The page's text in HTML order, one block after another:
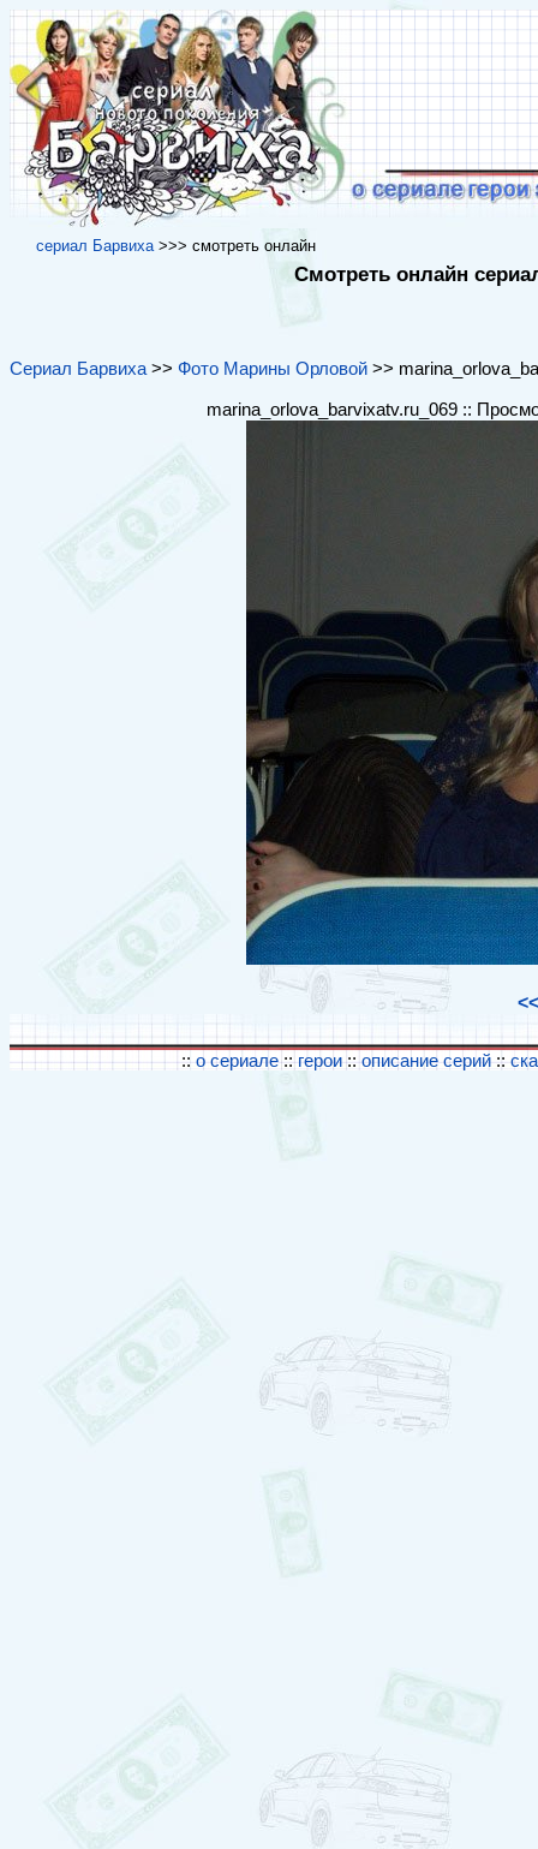
cериал Барвиха>>> cмотреть онлайн
Смотреть онлайн
Сериал Барвиха >> Фото Марины Орловой >>
marina_orlova_barvixatv.ru_069 ::
<<
:: о сериале:: герои::описание серий::